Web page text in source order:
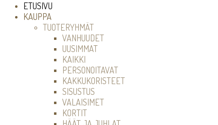
ETUSIVU
KAUPPA
TUOTERYHMÄT
VANHUUDET
UUSIMMAT
KAIKKI
PERSONOITAVAT
KAKKUKORISTEET
SISUSTUS
VALAISIMET
KORTIT